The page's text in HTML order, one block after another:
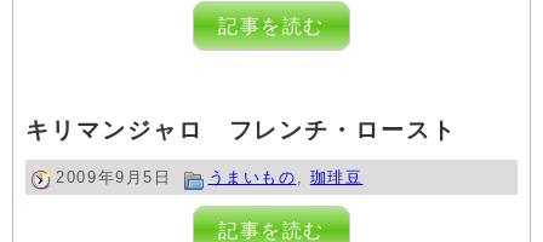
記事を読む
キリマンジャロ フレンチ・ロースト
2009年9月5日 うまいもの , 珈琲豆
記事を読む